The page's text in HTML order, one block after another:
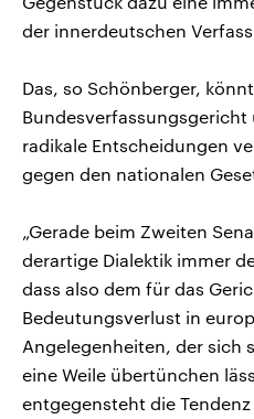
der innerdeutschen
Das, so Schönberger,
Bundesverfassungsgericht
radikale Entscheidungen
gegen den nationalen
„Gerade beim Zweiten
derartige Dialektik immer
dass also dem für das
Bedeutungsverlust in
Angelegenheiten, der sich
eine Weile übertünchen
entgegensteht die